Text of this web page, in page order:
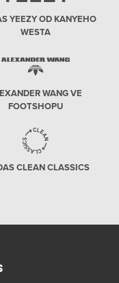
YEEZY OD KANYEHO
WESTA
WANG VE
FOOTSHOPU
CLEAN CLASSICS